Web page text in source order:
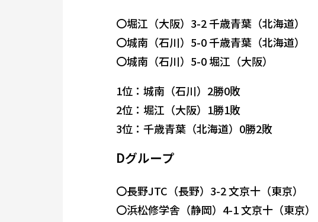
〇堀江（大阪）3-2 千歳青葉（北海道）
〇城南（石川）5-0 千歳青葉（北海道）
〇城南（石川）5-0 堀江（大阪）
1位：城南（石川）2勝0敗
2位：堀江（大阪）1勝1敗
3位：千歳青葉（北海道）0勝2敗
Dグループ
〇長野JTC（長野）3-2 文京十（東京）
〇浜松修学舎（静岡）4-1 文京十（東京）